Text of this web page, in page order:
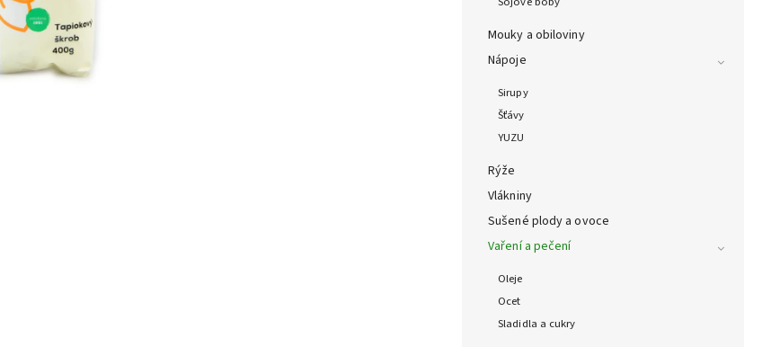
Mouky a obiloviny
Nápoje
Sirupy
Šťávy
YUZU
Rýže
Vlákniny
Sušené plody a ovoce
Vaření a pečení
Oleje
Ocet
Sladidla a cukry